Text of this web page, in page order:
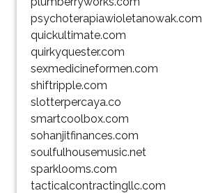
psychoterapiawioletanowak.com
quickultimate.com
quirkyquester.com
sexmedicineformen.com
shiftripple.com
slotterpercaya.co
smartcoolbox.com
sohanjitfinances.com
soulfulhousemusic.net
sparklooms.com
tacticalcontractingllc.com